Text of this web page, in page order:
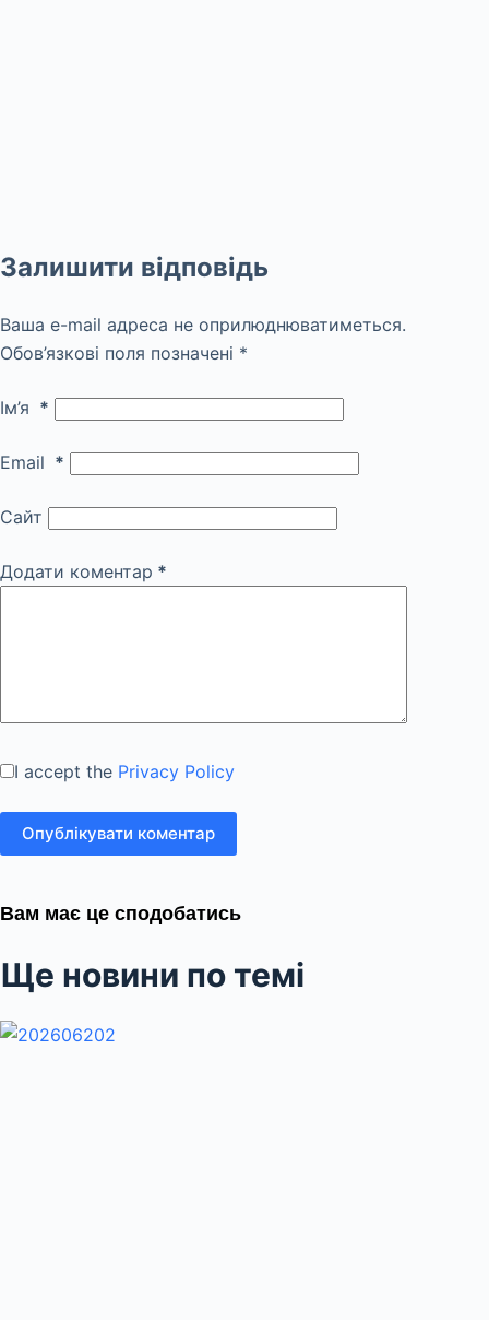
Залишити відповідь
Ваша e-mail адреса не оприлюднюватиметься.
Обов’язкові поля позначені *
Ім’я *
Email *
Сайт
Додати коментар *
I accept the Privacy Policy
Опублікувати коментар
Вам має це сподобатись
Ще новини по темі